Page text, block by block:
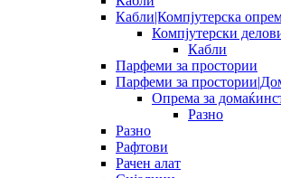
Кабли|Компјутерска
Компјутерски
Кабли
Парфеми за простории
Парфеми за
Опрема за
Разно
Разно
Рафтови
Рачен алат